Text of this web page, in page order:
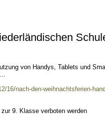
von Handys, Tablets und
16/nach-den-weihnachtsferien-
9. Klasse verboten werden